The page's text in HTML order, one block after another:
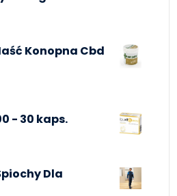
Konopna Cbd
- 30 kaps.
Dla